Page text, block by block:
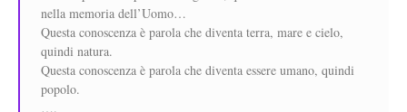
nella memoria dell’Uomo…
Questa conoscenza è parola che diventa terra, mare e cielo,
quindi natura.
Questa conoscenza è parola che diventa essere umano, quindi
popolo.
….